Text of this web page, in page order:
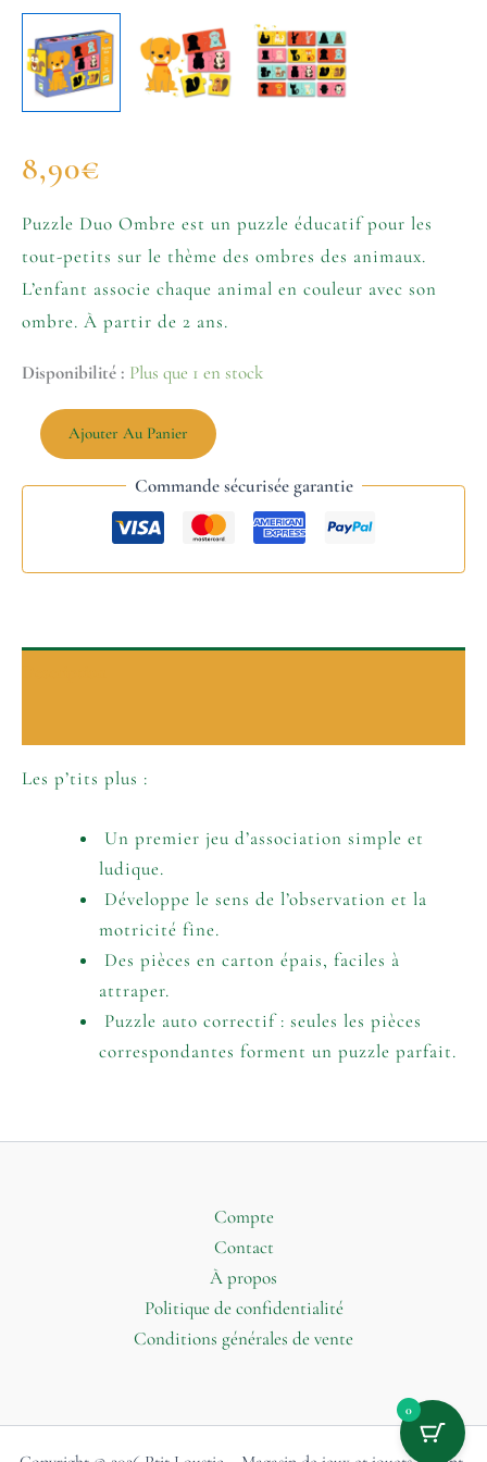
8,90€
Puzzle Duo Ombre est un puzzle éducatif pour les
tout-petits sur le thème des ombres des animaux.
L’enfant associe chaque animal en couleur avec son
ombre. À partir de 2 ans.
Disponibilité : Plus que 1 en stock
Ajouter Au Panier
Commande sécurisée garantie
Les p’tits plus :
Un premier jeu d’association simple et
ludique.
Développe le sens de l’observation et la
motricité fine.
Des pièces en carton épais, faciles à
attraper.
Puzzle auto correctif : seules les pièces
correspondantes forment un puzzle parfait.
Compte
Contact
À propos
Politique de confidentialité
Conditions générales de vente
0